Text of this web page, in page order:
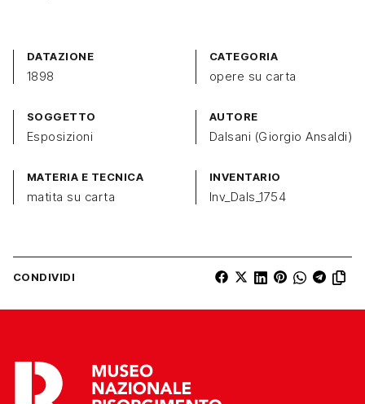
DATAZIONE
1898
CATEGORIA
opere su carta
SOGGETTO
Esposizioni
AUTORE
Dalsani (Giorgio Ansaldi)
MATERIA E TECNICA
matita su carta
INVENTARIO
Inv_Dals_1754
CONDIVIDI